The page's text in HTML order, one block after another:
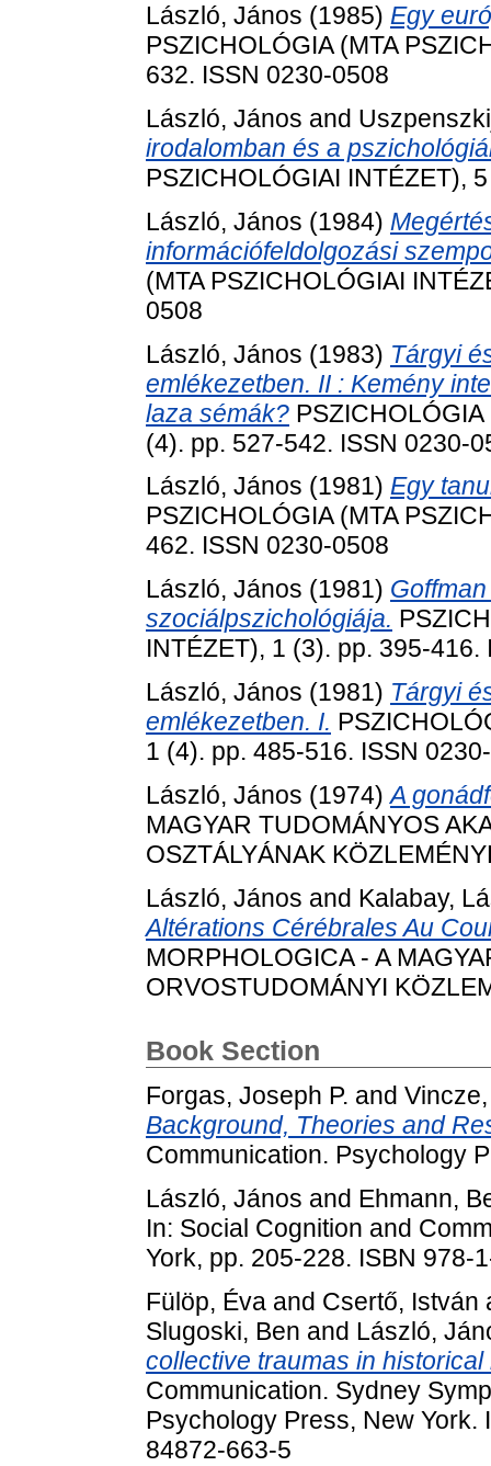
László, János (1985) Egy
PSZICHOLÓGIA (MTA
632. ISSN 0230-0508
László, János and
irodalomban és a
PSZICHOLÓGIAI INTÉZET),
László, János (1984)
információfeldolgozási
(MTA PSZICHOLÓGIAI
0508
László, János (1983) Tárgyi
emlékezetben. II : Kemény
laza sémák?
(4). pp. 527-542. ISSN 0230-
László, János (1981) Egy
PSZICHOLÓGIA (MTA
462. ISSN 0230-0508
László, János (1981)
szociálpszichológiája.
INTÉZET), 1 (3). pp. 395-416.
László, János (1981) Tárgyi
emlékezetben. I.
1 (4). pp. 485-516. ISSN
László, János (1974)A
MAGYAR TUDOMÁNYOS
OSZTÁLYÁNAK
László, János and Kalabay,
Altérations Cérébrales Au
MORPHOLOGICA - A
ORVOSTUDOMÁNYI
Book Section
Forgas, Joseph P. and
Background, Theories and
Communication. Psychology
László, János and Ehmann,
In: Social Cognition and
York, pp. 205-228. ISBN
Fülöp, Éva and Csertő, István
Slugoski, Ben and László,
collective traumas in
Communication. Sydney
Psychology Press, New
84872-663-5